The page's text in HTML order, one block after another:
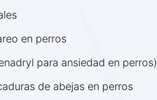
en perros
para ansiedad en perros)
de abejas en perros